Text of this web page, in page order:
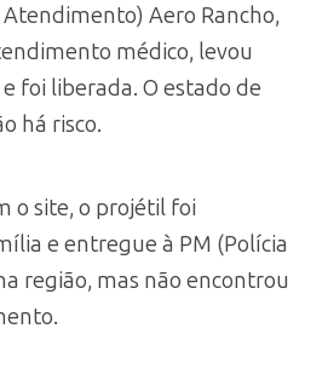
Aero Rancho,
médico, levou
foi liberada. O estado de
há risco.
o site, o projétil foi
e entregue à PM (Polícia
região, mas não encontrou